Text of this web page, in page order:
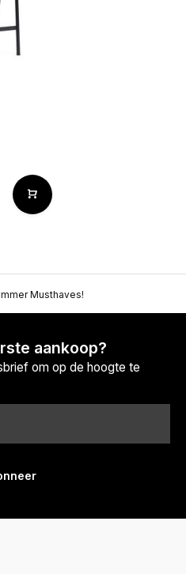
Musthaves!
aankoop?
om op de hoogte te